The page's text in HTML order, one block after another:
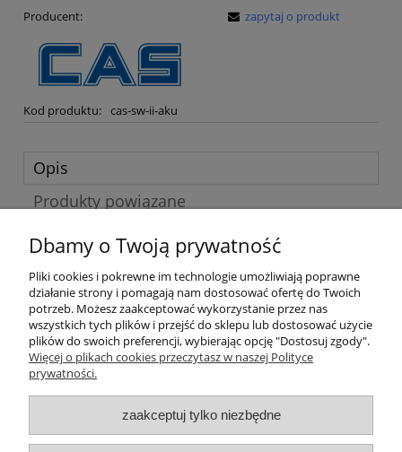
Producent:
Kod produktu: cas-sw-ii-aku
zapytaj o produkt
Opis
Produkty powiązane
Akumulator żelowy Pb 4V 4Ah/20Hr. do
bateriach i akumulatorze wynosi do 1000h.
Pomoc
Moje konto
Płatności i dostawa
Dbamy o Twoją prywatność
Pliki cookies i pokrewne im technologie umożliwiają poprawne
działanie strony i pomagają nam dostosować ofertę do Twoich
potrzeb. Możesz zaakceptować wykorzystanie przez nas
wszystkich tych plików i przejść do sklepu lub dostosować użycie
plików do swoich preferencji, wybierając opcję "Dostosuj zgody".
Więcej o plikach cookies przeczytasz w naszej Polityce
prywatności.
zaakceptuj tylko niezbędne